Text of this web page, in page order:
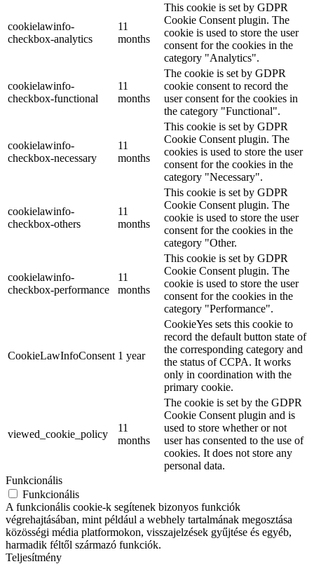
cookielawinfo-
checkbox-analytics
11
months
This cookie is set by GDPR
Cookie Consent plugin. The
cookie is used to store the user
consent for the cookies in the
category "Analytics".
cookielawinfo-
checkbox-functional
11
months
The cookie is set by GDPR
cookie consent to record the
user consent for the cookies in
the category "Functional".
cookielawinfo-
checkbox-necessary
11
months
This cookie is set by GDPR
Cookie Consent plugin. The
cookies is used to store the user
consent for the cookies in the
category "Necessary".
cookielawinfo-
checkbox-others
11
months
This cookie is set by GDPR
Cookie Consent plugin. The
cookie is used to store the user
consent for the cookies in the
category "Other.
cookielawinfo-
checkbox-performance
11
months
This cookie is set by GDPR
Cookie Consent plugin. The
cookie is used to store the user
consent for the cookies in the
category "Performance".
CookieLawInfoConsent 1 year
CookieYes sets this cookie to
record the default button state of
the corresponding category and
the status of CCPA. It works
only in coordination with the
primary cookie.
viewed_cookie_policy
11
months
The cookie is set by the GDPR
Cookie Consent plugin and is
used to store whether or not
user has consented to the use of
cookies. It does not store any
personal data.
Funkcionális
Funkcionális
A funkcionális cookie-k segítenek bizonyos funkciók
végrehajtásában, mint például a webhely tartalmának megosztása
közösségi média platformokon, visszajelzések gyűjtése és egyéb,
harmadik féltől származó funkciók.
Teljesítmény